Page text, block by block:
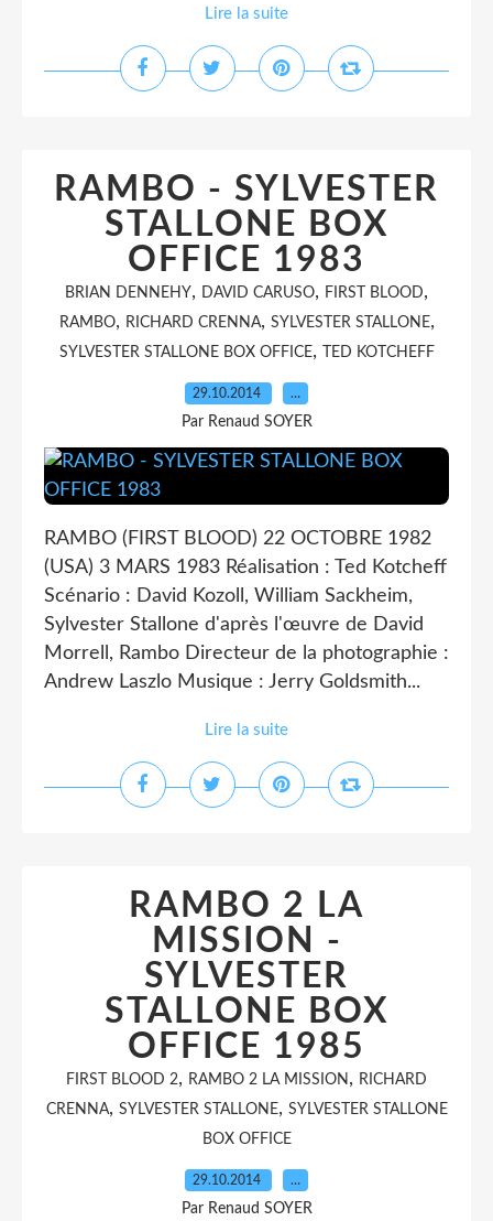
Lire la suite
RAMBO - SYLVESTER
STALLONE BOX
OFFICE 1983
BRIAN DENNEHY, DAVID CARUSO, FIRST BLOOD,
RAMBO, RICHARD CRENNA, SYLVESTER STALLONE,
SYLVESTER STALLONE BOX OFFICE, TED KOTCHEFF
29.10.2014 …
Par Renaud SOYER
RAMBO (FIRST BLOOD) 22 OCTOBRE 1982
(USA) 3 MARS 1983 Réalisation : Ted Kotcheff
Scénario : David Kozoll, William Sackheim,
Sylvester Stallone d'après l'œuvre de David
Morrell, Rambo Directeur de la photographie :
Andrew Laszlo Musique : Jerry Goldsmith...
Lire la suite
RAMBO 2 LA
MISSION -
SYLVESTER
STALLONE BOX
OFFICE 1985
FIRST BLOOD 2, RAMBO 2 LA MISSION , RICHARD
CRENNA, SYLVESTER STALLONE, SYLVESTER STALLONE
BOX OFFICE
29.10.2014 …
Par Renaud SOYER